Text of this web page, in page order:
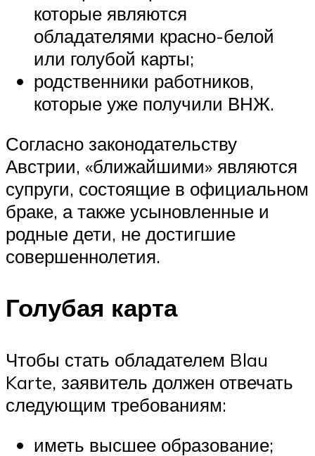
которые являются
обладателями красно-белой
или голубой карты;
родственники работников,
которые уже получили ВНЖ.
Согласно законодательству
Австрии, «ближайшими» являются
супруги, состоящие в официальном
браке, а также усыновленные и
родные дети, не достигшие
совершеннолетия.
Голубая карта
Чтобы стать обладателем Blau
Karte, заявитель должен отвечать
следующим требованиям:
иметь высшее образование;